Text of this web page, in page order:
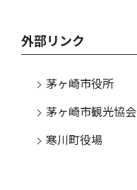
外部リンク
茅ヶ崎市役所
茅ヶ崎市観光協会
寒川町役場